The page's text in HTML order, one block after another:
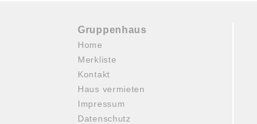
Gruppenhaus
Home
Merkliste
Kontakt
Haus vermieten
Impressum
Datenschutz